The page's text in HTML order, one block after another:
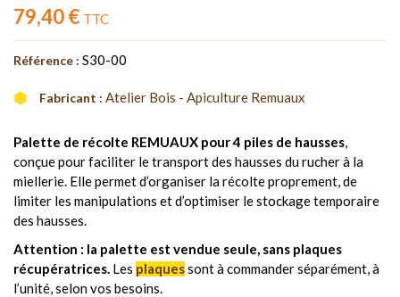
79,40 € TTC
Référence : S30-00
Fabricant : Atelier Bois - Apiculture Remuaux
Palette de récolte REMUAUX pour 4 piles de hausses,
conçue pour faciliter le transport des hausses du rucher à la
miellerie. Elle permet d’organiser la récolte proprement, de
limiter les manipulations et d’optimiser le stockage temporaire
des hausses.
Attention : la palette est vendue seule, sans plaques
récupératrices. Les plaquessont à commander séparément, à
l’unité, selon vos besoins.